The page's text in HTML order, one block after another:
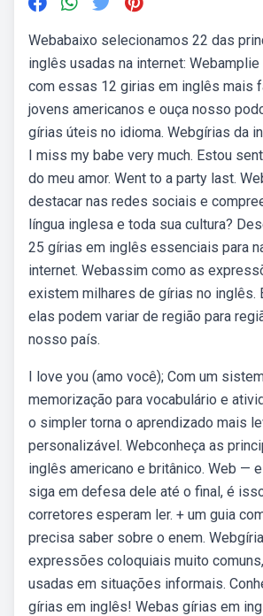
Webabaixo selecionamos 22 das
inglês usadas na internet:
com essas 12 girias em inglês mais
jovens americanos e ouça nosso
gírias úteis no idioma. Webgírias da
I miss my babe very much. Estou
do meu amor. Went to a party last.
destacar nas redes sociais e
língua inglesa e toda sua cultura?
25 gírias em inglês essenciais para
internet. Webassim como as
existem milhares de gírias no inglês.
elas podem variar de região para
nosso país.
I love you (amo você); Com um
memorização para vocabulário e
o simpler torna o aprendizado mais
personalizável. Webconheça as
inglês americano e britânico. Web —
siga em defesa dele até o final, é
corretores esperam ler. + um guia
precisa saber sobre o enem.
expressões coloquiais muito
usadas em situações informais.
gírias em inglês! Webas gírias em